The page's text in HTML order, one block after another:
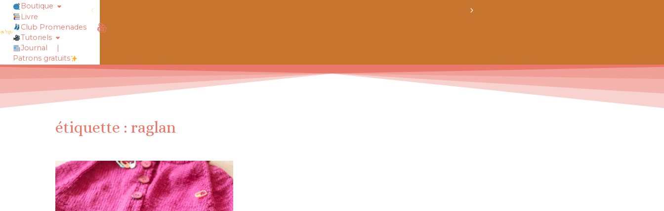
chaussettes douillettes :: le livre de chaussettes pour petits et grands
Boutique
Livre
Club Promenades
Tutoriels
Journal
|
Patrons gratuits
étiquette : raglan